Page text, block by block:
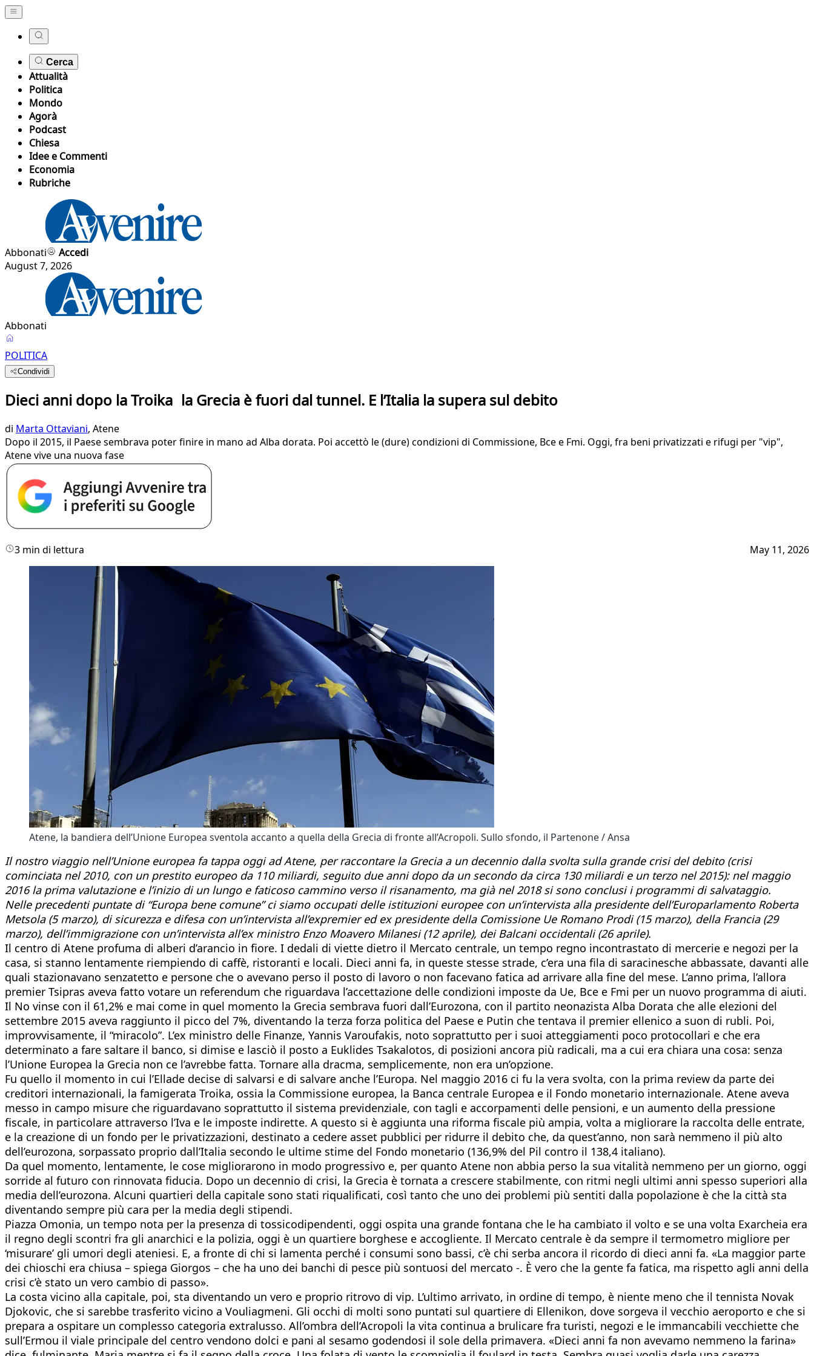
Cerca
Attualità
Politica
Mondo
Agorà
Podcast
Chiesa
Idee e Commenti
Economia
Rubriche
Abbonati
Accedi
August 7, 2026
Abbonati
POLITICA
Condividi
Dieci anni dopo la Troika la Grecia è fuori dal tunnel. E l’Italia la supera sul debito
di Marta Ottaviani, Atene
Dopo il 2015, il Paese sembrava poter finire in mano ad Alba dorata. Poi accettò le (dure) condizioni di Commissione, Bce e Fmi. Oggi, fra beni privatizzati e rifugi per "vip",
Atene vive una nuova fase
3 min di lettura May 11, 2026
Atene, la bandiera dell’Unione Europea sventola accanto a quella della Grecia di fronte all’Acropoli. Sullo sfondo, il Partenone / Ansa
Il nostro viaggio nell’Unione europea fa tappa oggi ad Atene, per raccontare la Grecia a un decennio dalla svolta sulla grande crisi del debito (crisi
cominciata nel 2010, con un prestito europeo da 110 miliardi, seguito due anni dopo da un secondo da circa 130 miliardi e un terzo nel 2015): nel maggio
2016 la prima valutazione e l’inizio di un lungo e faticoso cammino verso il risanamento, ma già nel 2018 si sono conclusi i programmi di salvataggio.
Nelle precedenti puntate di “Europa bene comune” ci siamo occupati delle istituzioni europee con un’intervista alla presidente dell’Europarlamento Roberta
Metsola (5 marzo), di sicurezza e difesa con un’intervista all’expremier ed ex presidente della Comissione Ue Romano Prodi (15 marzo), della Francia (29
marzo), dell’immigrazione con un’intervista all’ex ministro Enzo Moavero Milanesi (12 aprile), dei Balcani occidentali (26 aprile).
Il centro di Atene profuma di alberi d’arancio in fiore. I dedali di viette dietro il Mercato centrale, un tempo regno incontrastato di mercerie e negozi per la
casa, si stanno lentamente riempiendo di caffè, ristoranti e locali. Dieci anni fa, in queste stesse strade, c’era una fila di saracinesche abbassate, davanti alle
quali stazionavano senzatetto e persone che o avevano perso il posto di lavoro o non facevano fatica ad arrivare alla fine del mese. L’anno prima, l’allora
premier Tsipras aveva fatto votare un referendum che riguardava l’accettazione delle condizioni imposte da Ue, Bce e Fmi per un nuovo programma di aiuti.
Il No vinse con il 61,2% e mai come in quel momento la Grecia sembrava fuori dall’Eurozona, con il partito neonazista Alba Dorata che alle elezioni del
settembre 2015 aveva raggiunto il picco del 7%, diventando la terza forza politica del Paese e Putin che tentava il premier ellenico a suon di rubli. Poi,
improvvisamente, il “miracolo”. L’ex ministro delle Finanze, Yannis Varoufakis, noto soprattutto per i suoi atteggiamenti poco protocollari e che era
determinato a fare saltare il banco, si dimise e lasciò il posto a Euklides Tsakalotos, di posizioni ancora più radicali, ma a cui era chiara una cosa: senza
l’Unione Europea la Grecia non ce l’avrebbe fatta. Tornare alla dracma, semplicemente, non era un’opzione.
Fu quello il momento in cui l’Ellade decise di salvarsi e di salvare anche l’Europa. Nel maggio 2016 ci fu la vera svolta, con la prima review da parte dei
creditori internazionali, la famigerata Troika, ossia la Commissione europea, la Banca centrale Europea e il Fondo monetario internazionale. Atene aveva
messo in campo misure che riguardavano soprattutto il sistema previdenziale, con tagli e accorpamenti delle pensioni, e un aumento della pressione
fiscale, in particolare attraverso l’Iva e le imposte indirette. A questo si è aggiunta una riforma fiscale più ampia, volta a migliorare la raccolta delle entrate,
e la creazione di un fondo per le privatizzazioni, destinato a cedere asset pubblici per ridurre il debito che, da quest’anno, non sarà nemmeno il più alto
dell’eurozona, sorpassato proprio dall’Italia secondo le ultime stime del Fondo monetario (136,9% del Pil contro il 138,4 italiano).
Da quel momento, lentamente, le cose migliorarono in modo progressivo e, per quanto Atene non abbia perso la sua vitalità nemmeno per un giorno, oggi
sorride al futuro con rinnovata fiducia. Dopo un decennio di crisi, la Grecia è tornata a crescere stabilmente, con ritmi negli ultimi anni spesso superiori alla
media dell’eurozona. Alcuni quartieri della capitale sono stati riqualificati, così tanto che uno dei problemi più sentiti dalla popolazione è che la città sta
diventando sempre più cara per la media degli stipendi.
Piazza Omonia, un tempo nota per la presenza di tossicodipendenti, oggi ospita una grande fontana che le ha cambiato il volto e se una volta Exarcheia era
il regno degli scontri fra gli anarchici e la polizia, oggi è un quartiere borghese e accogliente. Il Mercato centrale è da sempre il termometro migliore per
‘misurare’ gli umori degli ateniesi. E, a fronte di chi si lamenta perché i consumi sono bassi, c’è chi serba ancora il ricordo di dieci anni fa. «La maggior parte
dei chioschi era chiusa – spiega Giorgos – che ha uno dei banchi di pesce più sontuosi del mercato -. È vero che la gente fa fatica, ma rispetto agli anni della
crisi c’è stato un vero cambio di passo».
La costa vicino alla capitale, poi, sta diventando un vero e proprio ritrovo di vip. L’ultimo arrivato, in ordine di tempo, è niente meno che il tennista Novak
Djokovic, che si sarebbe trasferito vicino a Vouliagmeni. Gli occhi di molti sono puntati sul quartiere di Ellenikon, dove sorgeva il vecchio aeroporto e che si
prepara a ospitare un complesso categoria extralusso. All’ombra dell’Acropoli la vita continua a brulicare fra turisti, negozi e le immancabili vecchiette che
sull’Ermou il viale principale del centro vendono dolci e pani al sesamo godendosi il sole della primavera. «Dieci anni fa non avevamo nemmeno la farina»